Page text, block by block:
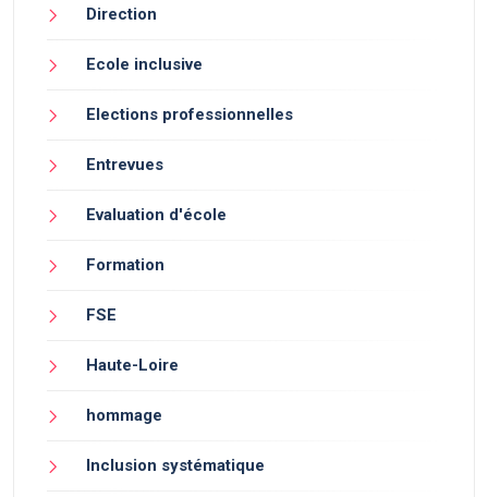
Direction
Ecole inclusive
Elections professionnelles
Entrevues
Evaluation d'école
Formation
FSE
Haute-Loire
hommage
Inclusion systématique